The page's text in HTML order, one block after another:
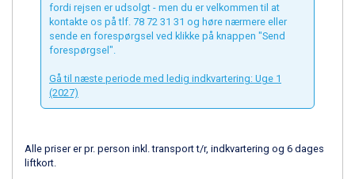
Cervinia fra DKK 5.295
Passo Tonale fra DKK 3.795
Saalbach fra DKK 5.945
Sölden fra DKK 8.445
Bad Hofgastein fra DKK 5.495
Champoluc fra DKK 3.795
Sestriere fra DKK 4.395
Ischgl fra DKK 7.095
Fieberbrunn fra DKK 6.145
fordi rejsen er udsolgt - men du er velkommen til at
kontakte os på tlf. 78 72 31 31 og høre nærmere eller
sende en forespørgsel ved klikke på knappen "Send
forespørgsel".
Gå til næste periode med ledig indkvartering: Uge 1
(2027)
Alle priser er pr. person inkl. transport t/r, indkvartering og 6 dages
liftkort.